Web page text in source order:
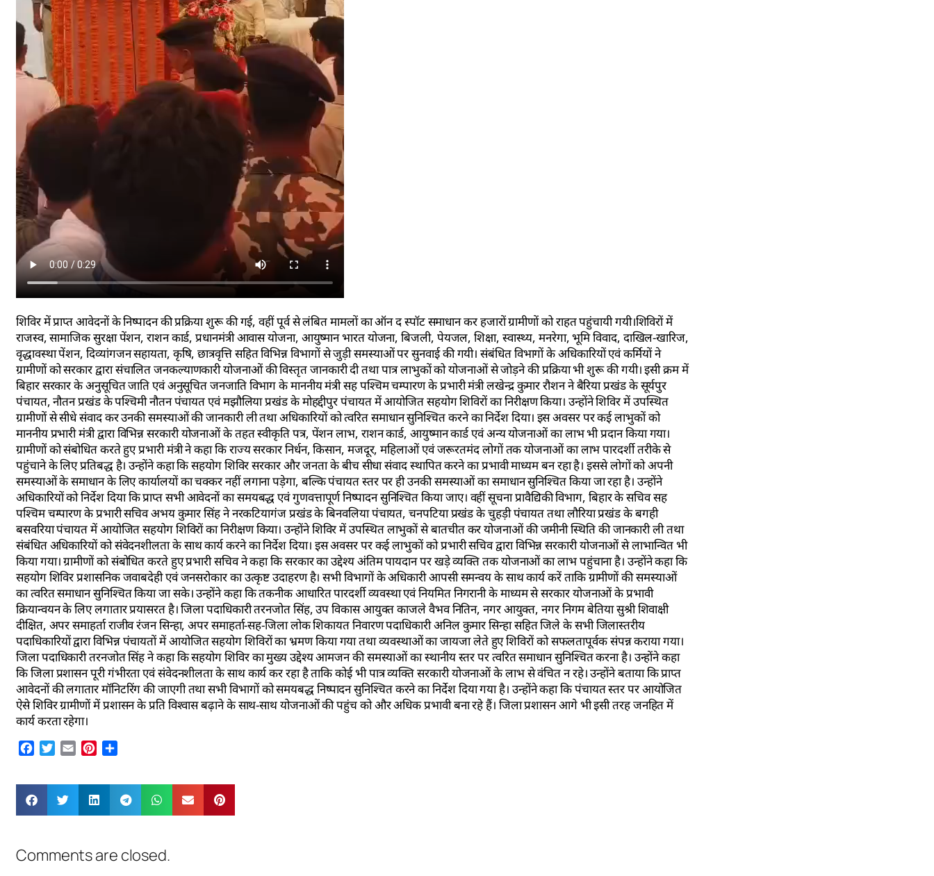
शिविर में प्राप्त आवेदनों के निष्पादन की प्रक्रिया शुरू की गई, वहीं पूर्व से लंबित मामलों का ऑन द स्पॉट समाधान कर हजारों ग्रामीणों को राहत पहुंचायी गयी।शिविरों में
राजस्व, सामाजिक सुरक्षा पेंशन, राशन कार्ड, प्रधानमंत्री आवास योजना, आयुष्मान भारत योजना, बिजली, पेयजल, शिक्षा, स्वास्थ्य, मनरेगा, भूमि विवाद, दाखिल-खारिज,
वृद्धावस्था पेंशन, दिव्यांगजन सहायता, कृषि, छात्रवृत्ति सहित विभिन्न विभागों से जुड़ी समस्याओं पर सुनवाई की गयी। संबंधित विभागों के अधिकारियों एवं कर्मियों ने
ग्रामीणों को सरकार द्वारा संचालित जनकल्याणकारी योजनाओं की विस्तृत जानकारी दी तथा पात्र लाभुकों को योजनाओं से जोड़ने की प्रक्रिया भी शुरू की गयी। इसी क्रम में
बिहार सरकार के अनुसूचित जाति एवं अनुसूचित जनजाति विभाग के माननीय मंत्री सह पश्चिम चम्पारण के प्रभारी मंत्री लखेन्द्र कुमार रौशन ने बैरिया प्रखंड के सूर्यपुर
पंचायत, नौतन प्रखंड के पश्चिमी नौतन पंचायत एवं मझौलिया प्रखंड के मोहद्दीपुर पंचायत में आयोजित सहयोग शिविरों का निरीक्षण किया। उन्होंने शिविर में उपस्थित
ग्रामीणों से सीधे संवाद कर उनकी समस्याओं की जानकारी ली तथा अधिकारियों को त्वरित समाधान सुनिश्चित करने का निर्देश दिया। इस अवसर पर कई लाभुकों को
माननीय प्रभारी मंत्री द्वारा विभिन्न सरकारी योजनाओं के तहत स्वीकृति पत्र, पेंशन लाभ, राशन कार्ड, आयुष्मान कार्ड एवं अन्य योजनाओं का लाभ भी प्रदान किया गया।
ग्रामीणों को संबोधित करते हुए प्रभारी मंत्री ने कहा कि राज्य सरकार निर्धन, किसान, मजदूर, महिलाओं एवं जरूरतमंद लोगों तक योजनाओं का लाभ पारदर्शी तरीके से
पहुंचाने के लिए प्रतिबद्ध है। उन्होंने कहा कि सहयोग शिविर सरकार और जनता के बीच सीधा संवाद स्थापित करने का प्रभावी माध्यम बन रहा है। इससे लोगों को अपनी
समस्याओं के समाधान के लिए कार्यालयों का चक्कर नहीं लगाना पड़ेगा, बल्कि पंचायत स्तर पर ही उनकी समस्याओं का समाधान सुनिश्चित किया जा रहा है। उन्होंने
अधिकारियों को निर्देश दिया कि प्राप्त सभी आवेदनों का समयबद्ध एवं गुणवत्तापूर्ण निष्पादन सुनिश्चित किया जाए। वहीं सूचना प्रावैद्यिकी विभाग, बिहार के सचिव सह
पश्चिम चम्पारण के प्रभारी सचिव अभय कुमार सिंह ने नरकटियागंज प्रखंड के बिनवलिया पंचायत, चनपटिया प्रखंड के चुहड़ी पंचायत तथा लौरिया प्रखंड के बगही
बसवरिया पंचायत में आयोजित सहयोग शिविरों का निरीक्षण किया। उन्होंने शिविर में उपस्थित लाभुकों से बातचीत कर योजनाओं की जमीनी स्थिति की जानकारी ली तथा
संबंधित अधिकारियों को संवेदनशीलता के साथ कार्य करने का निर्देश दिया। इस अवसर पर कई लाभुकों को प्रभारी सचिव द्वारा विभिन्न सरकारी योजनाओं से लाभान्वित भी
किया गया। ग्रामीणों को संबोधित करते हुए प्रभारी सचिव ने कहा कि सरकार का उद्देश्य अंतिम पायदान पर खड़े व्यक्ति तक योजनाओं का लाभ पहुंचाना है। उन्होंने कहा कि
सहयोग शिविर प्रशासनिक जवाबदेही एवं जनसरोकार का उत्कृष्ट उदाहरण है। सभी विभागों के अधिकारी आपसी समन्वय के साथ कार्य करें ताकि ग्रामीणों की समस्याओं
का त्वरित समाधान सुनिश्चित किया जा सके। उन्होंने कहा कि तकनीक आधारित पारदर्शी व्यवस्था एवं नियमित निगरानी के माध्यम से सरकार योजनाओं के प्रभावी
क्रियान्वयन के लिए लगातार प्रयासरत है। जिला पदाधिकारी तरनजोत सिंह, उप विकास आयुक्त काजले वैभव नितिन, नगर आयुक्त, नगर निगम बेतिया सुश्री शिवाक्षी
दीक्षित, अपर समाहर्ता राजीव रंजन सिन्हा, अपर समाहर्ता-सह-जिला लोक शिकायत निवारण पदाधिकारी अनिल कुमार सिन्हा सहित जिले के सभी जिलास्तरीय
पदाधिकारियों द्वारा विभिन्न पंचायतों में आयोजित सहयोग शिविरों का भ्रमण किया गया तथा व्यवस्थाओं का जायजा लेते हुए शिविरों को सफलतापूर्वक संपन्न कराया गया।
जिला पदाधिकारी तरनजोत सिंह ने कहा कि सहयोग शिविर का मुख्य उद्देश्य आमजन की समस्याओं का स्थानीय स्तर पर त्वरित समाधान सुनिश्चित करना है। उन्होंने कहा
कि जिला प्रशासन पूरी गंभीरता एवं संवेदनशीलता के साथ कार्य कर रहा है ताकि कोई भी पात्र व्यक्ति सरकारी योजनाओं के लाभ से वंचित न रहे। उन्होंने बताया कि प्राप्त
आवेदनों की लगातार मॉनिटरिंग की जाएगी तथा सभी विभागों को समयबद्ध निष्पादन सुनिश्चित करने का निर्देश दिया गया है। उन्होंने कहा कि पंचायत स्तर पर आयोजित
ऐसे शिविर ग्रामीणों में प्रशासन के प्रति विश्वास बढ़ाने के साथ-साथ योजनाओं की पहुंच को और अधिक प्रभावी बना रहे हैं। जिला प्रशासन आगे भी इसी तरह जनहित में
कार्य करता रहेगा।
Facebook
Twitter
Email Pinterest
Comments are closed.